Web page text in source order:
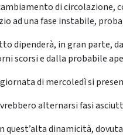
di circolazione,
ad una fase instabile,
dipenderà, in gran parte,
scorsi e dalla probabile
di mercoledì si
alternarsi fasi
quest’alta dinamicità,